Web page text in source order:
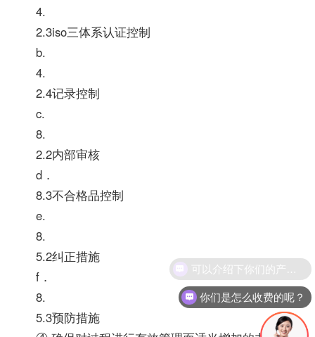
4.
2.3iso三体系认证控制
b.
4.
2.4记录控制
c.
8.
2.2内部审核
d．
8.3不合格品控制
e.
8.
5.2纠正措施
f．
8.
5.3预防措施
你们是怎么收费的呢？